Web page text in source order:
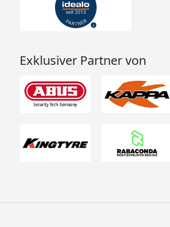
Exklusiver Partner von